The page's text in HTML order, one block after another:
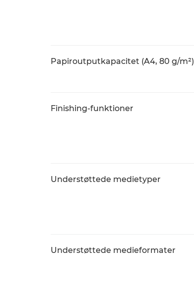
Papiroutputkapacitet (A4, 80 g/m²)
Finishing-funktioner
Understøttede medietyper
Understøttede medieformater